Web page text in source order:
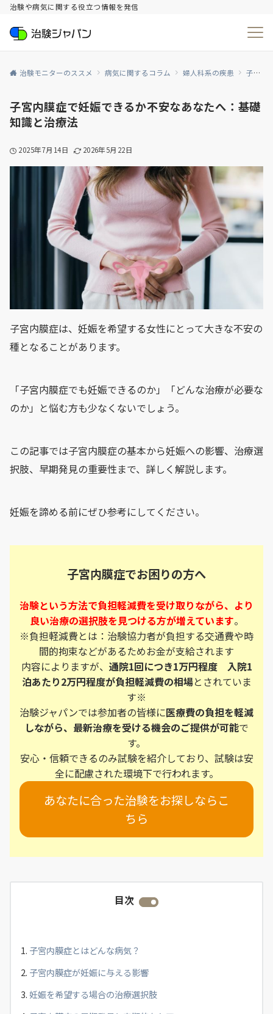
治験や病気に関する役立つ情報を発信
治験モニターのススメ 病気に関するコラム 婦人科系の疾患 子宮内膜症
子宮内膜症で妊娠できるか不安なあなたへ：基礎
知識と治療法
2025年7月14日 2026年5月22日
子宮内膜症は、妊娠を希望する女性にとって大きな不安の
種となることがあります。
「子宮内膜症でも妊娠できるのか」「どんな治療が必要な
のか」と悩む方も少なくないでしょう。
この記事では子宮内膜症の基本から妊娠への影響、治療選
択肢、早期発見の重要性まで、詳しく解説します。
妊娠を諦める前にぜひ参考にしてください。
子宮内膜症でお困りの方へ
治験という方法で負担軽減費を受け取りながら、より
良い治療の選択肢を見つける方が増えています。
※負担軽減費とは：治験協力者が負担する交通費や時
間的拘束などがあるためお金が支給されます
内容によりますが、 通院1回につき1万円程度 入院1
泊あたり2万円程度が負担軽減費の相場とされていま
す※
治験ジャパンでは参加者の皆様に医療費の負担を軽減
しながら、最新治療を受ける機会のご提供が可能で
す。
安心・信頼できるのみ試験を紹介しており、試験は安
全に配慮された環境下で行われます。
あなたに合った治験をお探しならこ
ちら
目次
子宮内膜症とはどんな病気？
子宮内膜症が妊娠に与える影響
妊娠を希望する場合の治療選択肢